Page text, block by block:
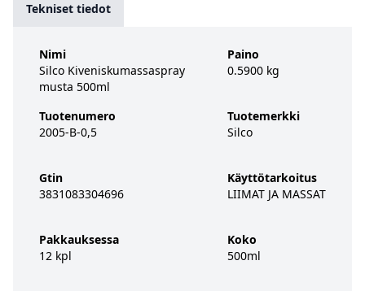
Tekniset tiedot
Nimi
Silco Kiveniskumassaspray
musta 500ml
Tuotenumero
2005-B-0,5
Gtin
3831083304696
Pakkauksessa
12 kpl
Paino
0.5900 kg
Tuotemerkki
Silco
Käyttötarkoitus
LIIMAT JA MASSAT
Koko
500ml